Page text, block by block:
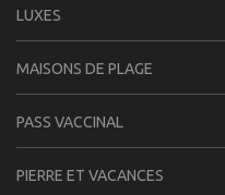
LUXES
MAISONS DE PLAGE
PASS VACCINAL
PIERRE ET VACANCES